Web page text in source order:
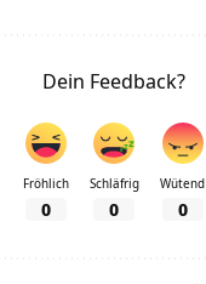
Dein Feedback?
Fröhlich
0
Schläfrig
0
Wütend
0